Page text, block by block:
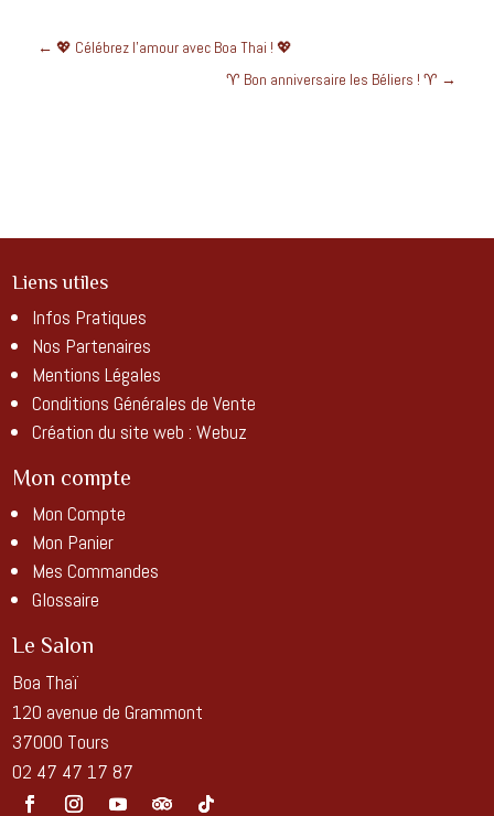
← 💖 Célébrez l’amour avec Boa Thai ! 💖
♈ Bon anniversaire les Béliers ! ♈ →
Liens utiles
Infos Pratiques
Nos Partenaires
Mentions Légales
Conditions Générales de Vente
Création du site web :Webuz
Mon compte
Mon Compte
Mon Panier
Mes Commandes
Glossaire
Le Salon
Boa Thaï
120 avenue de Grammont
37000 Tours
02 47 47 17 87